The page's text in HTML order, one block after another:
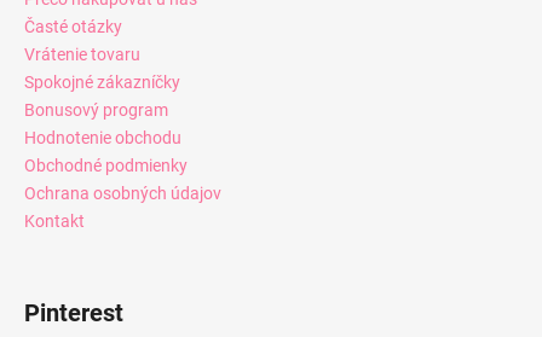
Časté otázky
Vrátenie tovaru
Spokojné zákazníčky
Bonusový program
Hodnotenie obchodu
Obchodné podmienky
Ochrana osobných údajov
Kontakt
Pinterest